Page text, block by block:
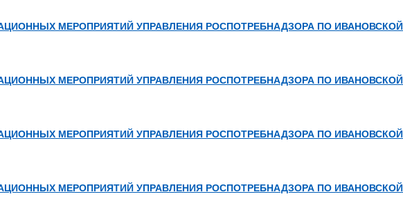
МЕРОПРИЯТИЙ УПРАВЛЕНИЯ РОСПОТРЕБНАДЗОРА ПО
МЕРОПРИЯТИЙ УПРАВЛЕНИЯ РОСПОТРЕБНАДЗОРА ПО
МЕРОПРИЯТИЙ УПРАВЛЕНИЯ РОСПОТРЕБНАДЗОРА ПО
МЕРОПРИЯТИЙ УПРАВЛЕНИЯ РОСПОТРЕБНАДЗОРА ПО ИВАНОВСКОЙ